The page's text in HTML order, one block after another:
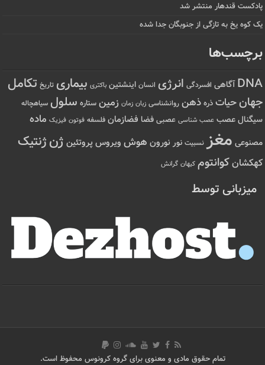
پادکست قندهار منتشر شد
یک کوه یخ به تازگی از جنوبگان جدا شده
برچسب‌ها
DNA آگاهی افسردگی انرژی انسان اینشتین باکتری بیماری تاریخ تکامل
جهانحیات ذره ذهن روانشناسی زبان زمان زمین ستاره سلول سیاهچاله
سیگنال عصب عصب شناسی عصبی فضا فضازمان فلسفه فوتون فیزیک ماده
مصنوعی مغز نسبیت نور نورون هوش ویروس پروتئین ژنژنتیک
کهکشانکوانتوم کیهان گرانش
میزبانی توسط
تمام حقوق مادی و معنوی برای گروه کرونوس محفوظ است.